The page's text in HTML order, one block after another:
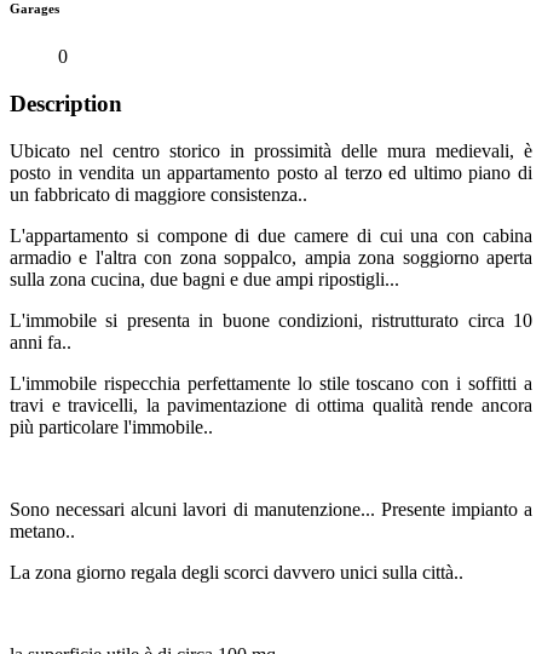
Garages
0
Description
Ubicato nel centro storico in prossimità delle mura medievali, è
posto in vendita un appartamento posto al terzo ed ultimo piano di
un fabbricato di maggiore consistenza..
L'appartamento si compone di due camere di cui una con cabina
armadio e l'altra con zona soppalco, ampia zona soggiorno aperta
sulla zona cucina, due bagni e due ampi ripostigli...
L'immobile si presenta in buone condizioni, ristrutturato circa 10
anni fa..
L'immobile rispecchia perfettamente lo stile toscano con i soffitti a
travi e travicelli, la pavimentazione di ottima qualità rende ancora
più particolare l'immobile..
Sono necessari alcuni lavori di manutenzione... Presente impianto a
metano..
La zona giorno regala degli scorci davvero unici sulla città..